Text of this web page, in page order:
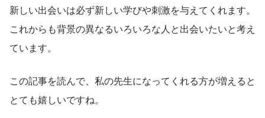
新しい出会いは必ず新しい学びや刺激を与えてくれます。
これからも背景の異なるいろいろな人と出会いたいと考え
ています。
この記事を読んで、私の先生になってくれる方が増えると
とても嬉しいですね。